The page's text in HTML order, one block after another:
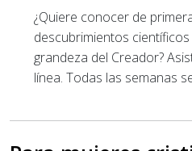
¿Quiere conocer de
descubrimientos
grandeza del Creador?
línea. Todas las semanas